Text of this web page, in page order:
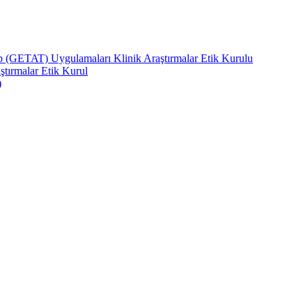
(GETAT) Uygulamaları Klinik Araştırmalar Etik Kurulu
Etik Kurul